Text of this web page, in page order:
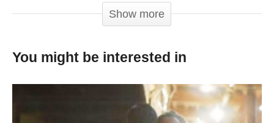
αναμένουν την απονομή δικαιοσύνης σύντομα. Όπως
έχει γίνει γνωστό από τις πρώτες μέρες
χτυπήθηκε στο κεφάλι με ηλεκτρικό σίδερο που της
ταυτοποιήθηκαν τα δακτυλικά αποτυπώματα του
19χρονου που κατηγορείται για τη δολοφονία της
Show more
You might be interested in